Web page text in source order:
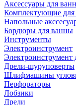
Аксессуары для
Комплектующие для
Напольные
Бордюры для ванны
Инструменты
Электроинструмент
Электроинструмент
Дрели-шуруповерты
Шлифмашины
Перфораторы
Лобзики
Дрели